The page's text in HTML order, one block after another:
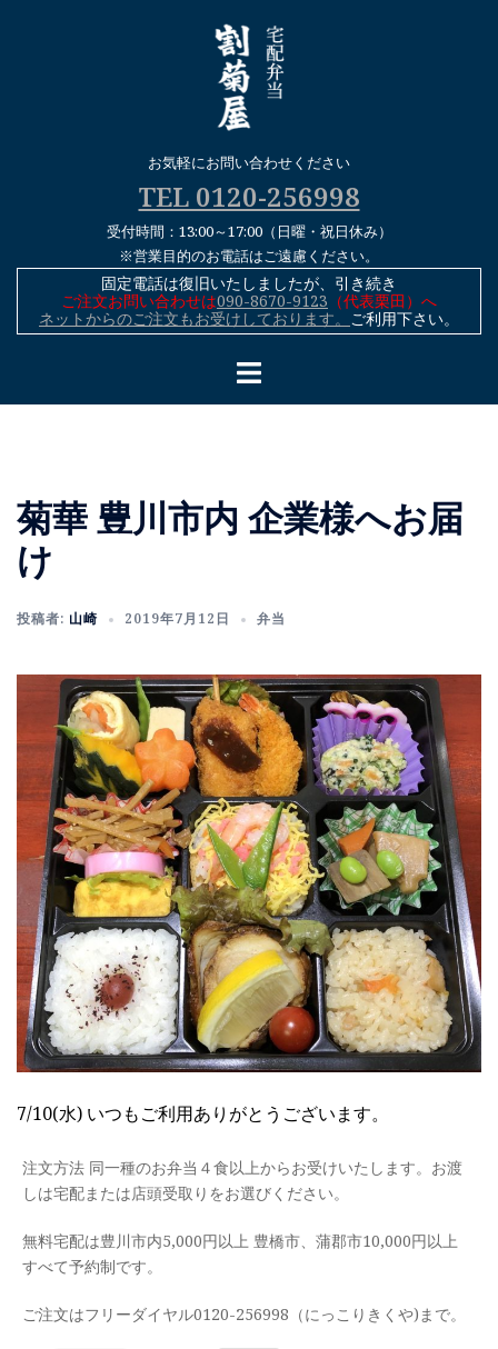
お気軽にお問い合わせください
TEL 0120-256998
受付時間：13:00～17:00（日曜・祝日休み）
※営業目的のお電話はご遠慮ください。
固定電話は復旧いたしましたが、引き続き
ご注文お問い合わせは090-8670-9123 （代表栗田）へ
ネットからのご注文もお受けしております。 ご利用下さい。
菊華 豊川市内 企業様へお届
け
投稿者: 山崎 2019年7月12日 弁当
7/10(水) いつもご利用ありがとうございます。
注文方法 同一種のお弁当４食以上からお受けいたします。お渡
しは宅配または店頭受取りをお選びください。
無料宅配は豊川市内5,000円以上 豊橋市、蒲郡市10,000円以上
すべて予約制です。
ご注文はフリーダイヤル0120-256998（にっこりきくや)まで。